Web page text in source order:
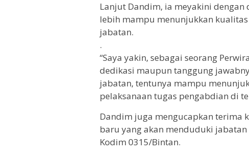
Lanjut Dandim, ia meyakini
lebih mampu menunjukkan
jabatan.
.
“Saya yakin, sebagai seorang
dedikasi maupun tanggung
jabatan, tentunya mampu
pelaksanaan tugas pengabdian di
Dandim juga mengucapkan terima
baru yang akan menduduki
Kodim 0315/Bintan.